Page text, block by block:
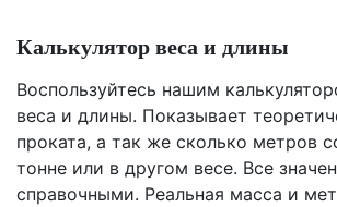
Калькулятор веса и длины
Воспользуйтесь нашим
веса и длины. Показывает
проката, а так же сколько метров
тонне или в другом весе. Все
справочными. Реальная масса и